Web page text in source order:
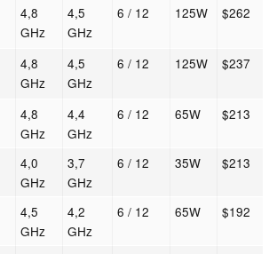
4,8
GHz
4,5
GHz
6 / 12 125W $262
4,8
GHz
4,5
GHz
6 / 12 125W $237
4,8
GHz
4,4
GHz
6 / 12 65W $213
4,0
GHz
3,7
GHz
6 / 12 35W $213
4,5
GHz
4,2
GHz
6 / 12 65W $192